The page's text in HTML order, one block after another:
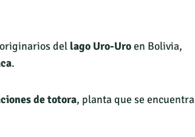
del lago Uro-Uroen Bolivia,
.
de totora, planta que se encuentra